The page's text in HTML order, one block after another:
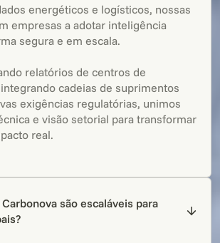
energéticos e logísticos, nossas
empresas a adotar inteligência
segura e em escala.
relatórios de centros de
cadeias de suprimentos
exigências regulatórias, unimos
e visão setorial para transformar
real.
são escaláveis para